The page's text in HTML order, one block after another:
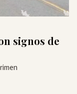
signos de